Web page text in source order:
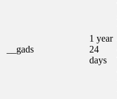
__gads
1 year
24
days